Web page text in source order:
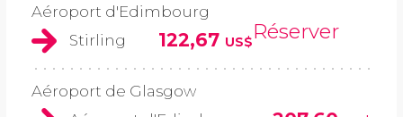
Aéroport d'Edimbourg
Stirling
122,67 US$Réserver
Aéroport de Glasgow